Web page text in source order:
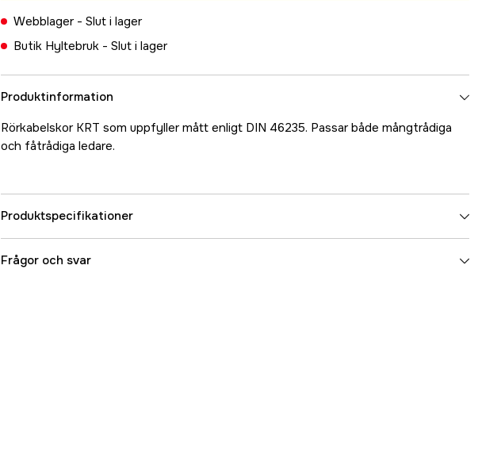
Webblager - Slut i lager
Butik Hyltebruk - Slut i lager
Produktinformation
Rörkabelskor KRT som uppfyller mått enligt DIN 46235. Passar både mångtrådiga
och fåtrådiga ledare.
Produktspecifikationer
Referensnummer
Frågor och svar